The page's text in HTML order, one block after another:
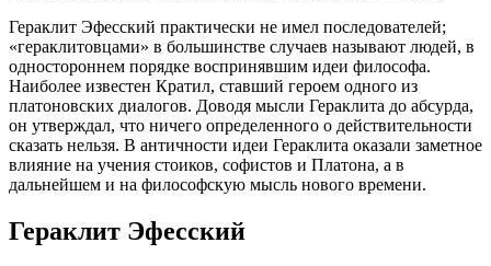
Гераклит Эфесский практически не имел последователей;
«гераклитовцами» в большинстве случаев называют людей, в
одностороннем порядке воспринявшим идеи философа.
Наиболее известен Кратил, ставший героем одного из
платоновских диалогов. Доводя мысли Гераклита до абсурда,
он утверждал, что ничего определенного о действительности
сказать нельзя. В античности идеи Гераклита оказали заметное
влияние на учения стоиков, софистов и Платона, а в
дальнейшем и на философскую мысль нового времени.
Гераклит Эфесский